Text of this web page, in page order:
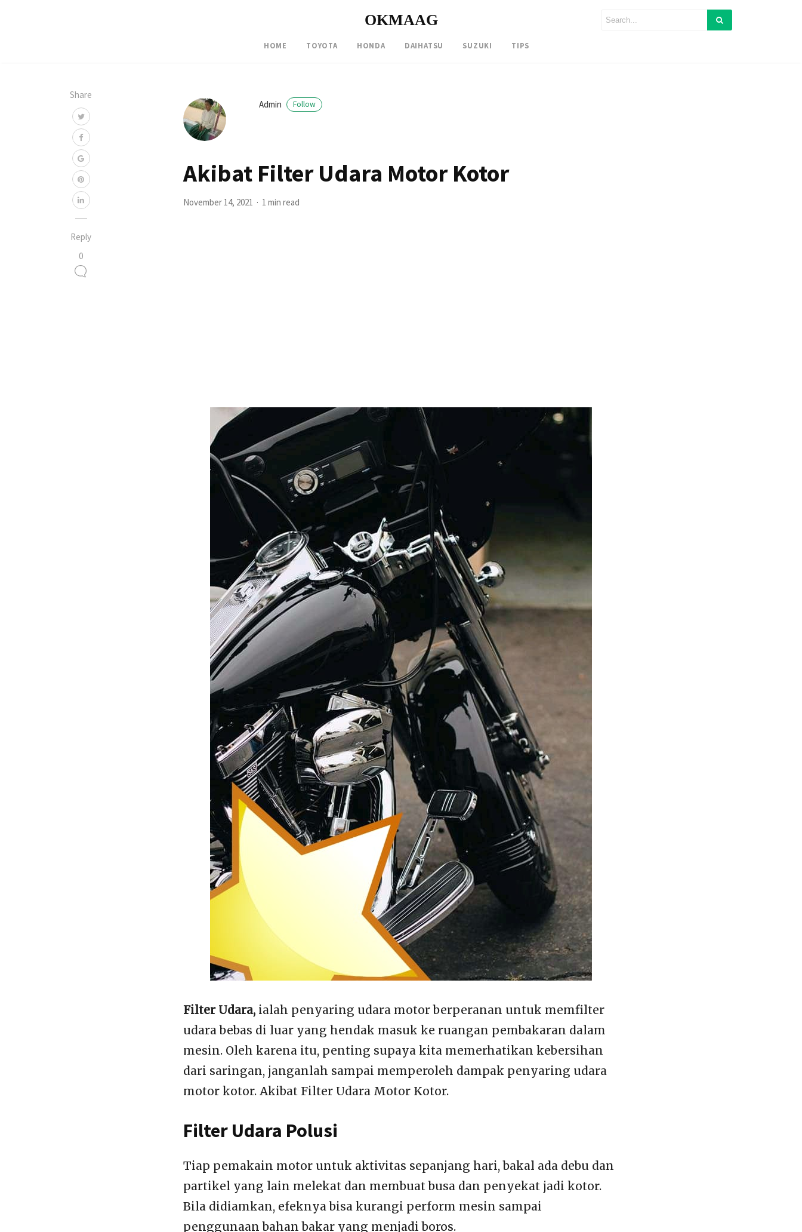
OKMAAG
HOME TOYOTA HONDA DAIHATSU SUZUKI TIPS
Share
Reply
0
Admin Follow
Akibat Filter Udara Motor Kotor
November 14, 2021 1 min read
Filter Udara, ialah penyaring udara motor berperanan untuk memfilter
udara bebas di luar yang hendak masuk ke ruangan pembakaran dalam
mesin. Oleh karena itu, penting supaya kita memerhatikan kebersihan
dari saringan, janganlah sampai memperoleh dampak penyaring udara
motor kotor. Akibat Filter Udara Motor Kotor.
Filter Udara Polusi
Tiap pemakain motor untuk aktivitas sepanjang hari, bakal ada debu dan
partikel yang lain melekat dan membuat busa dan penyekat jadi kotor.
Bila didiamkan, efeknya bisa kurangi perform mesin sampai
penggunaan bahan bakar yang menjadi boros.